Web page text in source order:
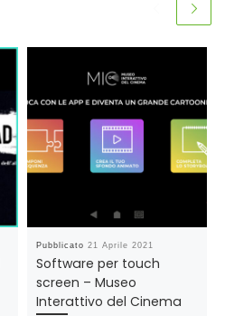
Pubblicato21 Aprile 2021
Software per touch
screen – Museo
Interattivo del Cinema